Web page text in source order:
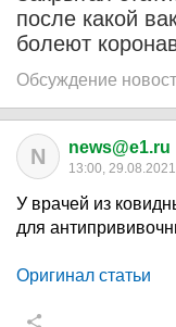
после какой
болеют
Обсуждение
N news@e1.ru
13:00, 29.08.2021
У врачей из
для
Оригинал статьи